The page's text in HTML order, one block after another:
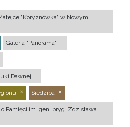
"Koryznówka" w Nowym
Galeria "Panorama"
Dawnej
Siedziba
Pamięci im. gen. bryg. Zdzisława